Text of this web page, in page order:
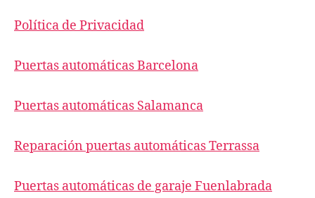
Política de Privacidad
Puertas automáticas Barcelona
Puertas automáticas Salamanca
Reparación puertas automáticas Terrassa
Puertas automáticas de garaje Fuenlabrada